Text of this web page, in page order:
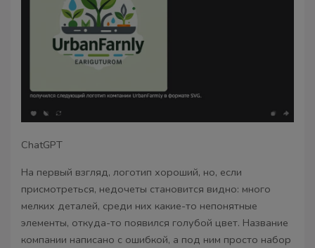
ChatGPT
На первый взгляд, логотип хороший, но, если
присмотреться, недочеты становится видно: много
мелких деталей, среди них какие-то непонятные
элементы, откуда-то появился голубой цвет. Название
компании написано с ошибкой, а под ним просто набор